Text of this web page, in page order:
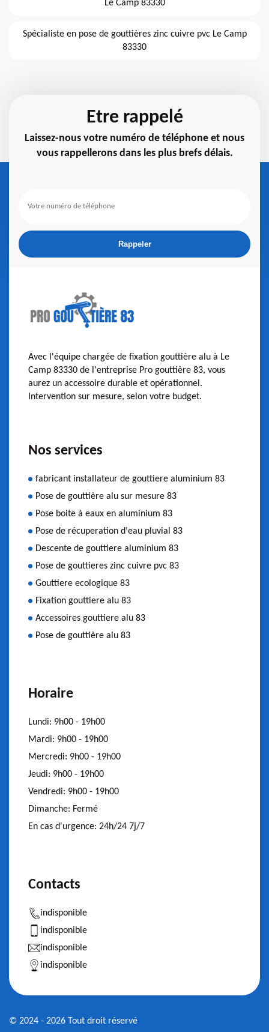
Le Camp 83330
Spécialiste en pose de gouttières zinc cuivre pvc Le Camp
83330
Etre rappelé
Laissez-nous votre numéro de téléphone et nous
vous rappellerons dans les plus brefs délais.
Avec l'équipe chargée de fixation gouttière alu à Le
Camp 83330 de l'entreprise Pro gouttière 83, vous
aurez un accessoire durable et opérationnel.
Intervention sur mesure, selon votre budget.
Nos services
fabricant installateur de gouttiere aluminium 83
Pose de gouttière alu sur mesure 83
Pose boite à eaux en aluminium 83
Pose de récuperation d'eau pluvial 83
Descente de gouttiere aluminium 83
Pose de gouttieres zinc cuivre pvc 83
Gouttiere ecologique 83
Fixation gouttiere alu 83
Accessoires gouttiere alu 83
Pose de gouttière alu 83
Horaire
Lundi: 9h00 - 19h00
Mardi: 9h00 - 19h00
Mercredi: 9h00 - 19h00
Jeudi: 9h00 - 19h00
Vendredi: 9h00 - 19h00
Dimanche: Fermé
En cas d'urgence: 24h/24 7j/7
Contacts
indisponible
indisponible
indisponible
indisponible
© 2024 - 2026 Tout droit réservé